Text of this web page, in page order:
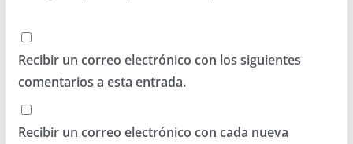
Recibir un correo electrónico con los siguientes
comentarios a esta entrada.
Recibir un correo electrónico con cada nueva